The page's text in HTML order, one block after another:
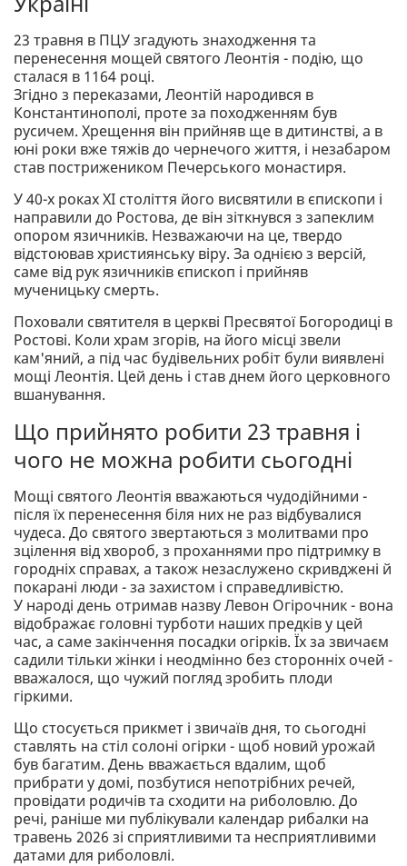
23 травня в ПЦУ згадують знаходження та
перенесення мощей святого Леонтія - подію, що
сталася в 1164 році.
Згідно з переказами, Леонтій народився в
Константинополі, проте за походженням був
русичем. Хрещення він прийняв ще в дитинстві, а в
юні роки вже тяжів до чернечого життя, і незабаром
став пострижеником Печерського монастиря.
У 40-х роках XI століття його висвятили в єпископи і
направили до Ростова, де він зіткнувся з запеклим
опором язичників. Незважаючи на це, твердо
відстоював християнську віру. За однією з версій,
саме від рук язичників єпископ і прийняв
мученицьку смерть.
Поховали святителя в церкві Пресвятої Богородиці в
Ростові. Коли храм згорів, на його місці звели
кам'яний, а під час будівельних робіт були виявлені
мощі Леонтія. Цей день і став днем його церковного
вшанування.
Що прийнято робити 23 травня і
чого не можна робити сьогодні
Мощі святого Леонтія вважаються чудодійними -
після їх перенесення біля них не раз відбувалися
чудеса. До святого звертаються з молитвами про
зцілення від хвороб, з проханнями про підтримку в
городніх справах, а також незаслужено скривджені й
покарані люди - за захистом і справедливістю.
У народі день отримав назву Левон Огірочник - вона
відображає головні турботи наших предків у цей
час, а саме закінчення посадки огірків. Їх за звичаєм
садили тільки жінки і неодмінно без сторонніх очей -
вважалося, що чужий погляд зробить плоди
гіркими.
Що стосується прикмет і звичаїв дня, то сьогодні
ставлять на стіл солоні огірки - щоб новий урожай
був багатим. День вважається вдалим, щоб
прибрати у домі, позбутися непотрібних речей,
провідати родичів та сходити на риболовлю. До
речі, раніше ми публікували календар рибалки на
травень 2026 зі сприятливими та несприятливими
датами для риболовлі.